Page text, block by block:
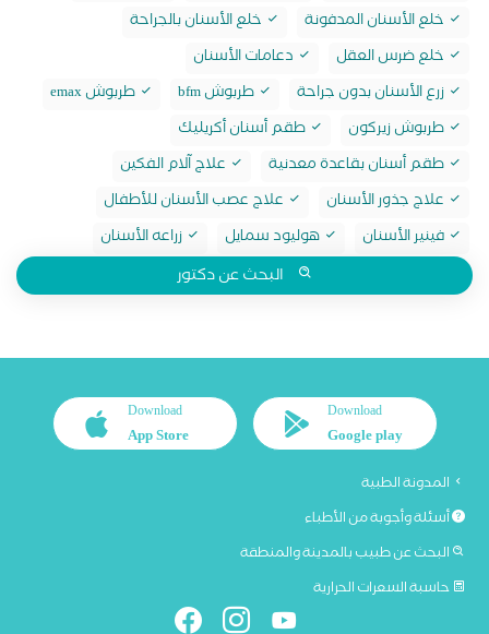
خلع الأسنان المدفونة
خلع الأسنان بالجراحة
خلع ضرس العقل
دعامات الأسنان
زرع الأسنان بدون جراحة
طربوش bfm
طربوش emax
طربوش زيركون
طقم أسنان أكريليك
طقم أسنان بقاعدة معدنية
علاج آلام الفكين
علاج جذور الأسنان
علاج عصب الأسنان للأطفال
فينير الأسنان
هوليود سمايل زراعه الأسنان
البحث عن دكتور
Download
Google play
Download
App Store
المدونة الطبية
أسئلة وأجوبة من الأطباء
البحث عن طبيب بالمدينة والمنطقة
حاسبة السعرات الحرارية